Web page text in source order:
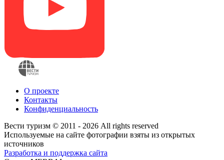
О проекте
Контакты
Конфиденциальность
Вести туризм © 2011 - 2026 All rights reserved
Используемые на сайте фотографии взяты из открытых
источников
Разработка и поддержка сайта